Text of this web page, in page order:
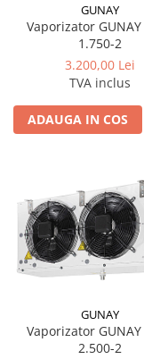
GUNAY
Vaporizator GUNAY
1.750-2
3.200,00 Lei
TVA inclus
ADAUGA IN COS
GUNAY
Vaporizator GUNAY
2.500-2